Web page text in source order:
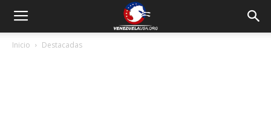
Inicio Destacadas